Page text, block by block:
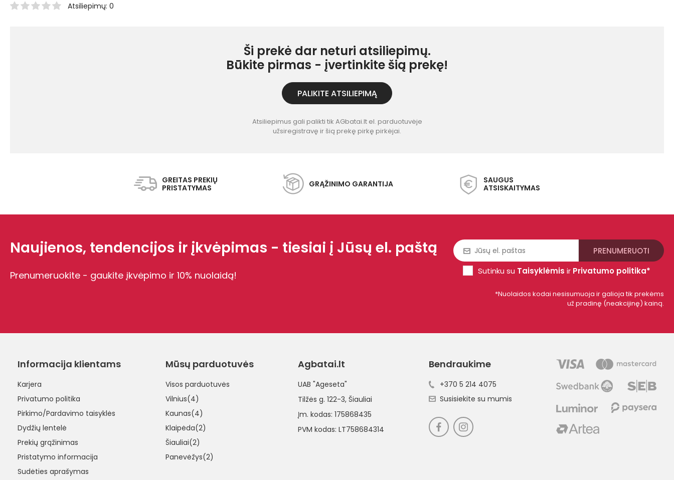
Atsiliepimų: 0
Ši prekė dar neturi atsiliepimų.
Būkite pirmas - įvertinkite šią prekę!
PALIKITE ATSILIEPIMĄ
Atsiliepimus gali palikti tik AGbatai.lt el. parduotuvėje
užsiregistravę ir šią prekę pirkę pirkėjai.
GREITAS PREKIŲ
PRISTATYMAS
GRĄŽINIMO GARANTIJA
SAUGUS
ATSISKAITYMAS
Naujienos, tendencijos ir įkvėpimas - tiesiai į Jūsų el. paštą
Prenumeruokite - gaukite įkvėpimo ir 10% nuolaidą! Sutinku su Taisyklėmis ir Privatumo politika*
*Nuolaidos kodai nesisumuoja ir galioja tik prekėms
už pradinę (neakcijinę) kainą.
Informacija klientams
Karjera
Privatumo politika
Pirkimo/Pardavimo taisyklės
Dydžių lentelė
Prekių grąžinimas
Pristatymo informacija
Sudėties aprašymas
Mūsų parduotuvės
Visos parduotuvės
Vilnius(4)
Kaunas(4)
Klaipėda(2)
Šiauliai(2)
Panevėžys(2)
Agbatai.lt
UAB "Ageseta"
Tilžės g. 122-3, Šiauliai
Įm. kodas: 175868435
PVM kodas: LT758684314
Bendraukime
+370 5 214 4075
Susisiekite su mumis